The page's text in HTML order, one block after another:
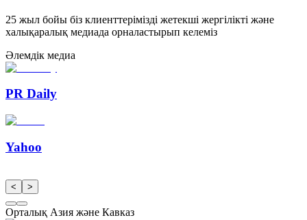
25 жыл бойы біз клиенттерімізді жетекші жергілікті және
халықаралық медиада орналастырып келеміз
Әлемдік медиа
PR Daily
Yahoo
< >
Орталық Азия және Кавказ